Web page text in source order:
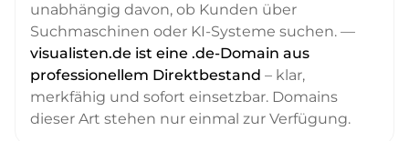
unabhängig davon, ob Kunden über
Suchmaschinen oder KI-Systeme suchen. —
visualisten.de ist eine .de-Domain aus
professionellem Direktbestand – klar,
merkfähig und sofort einsetzbar. Domains
dieser Art stehen nur einmal zur Verfügung.